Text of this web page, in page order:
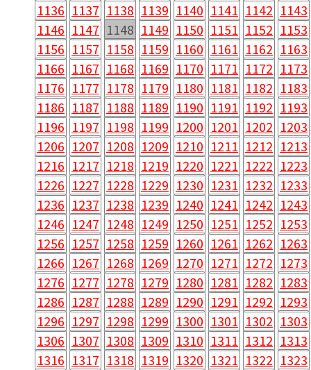
1136 1137 1138 1139 1140 1141 1142 1143
1146 1147 1148 1149 1150 1151 1152 1153
1156 1157 1158 1159 1160 1161 1162 1163
1166 1167 1168 1169 1170 1171 1172 1173
1176 1177 1178 1179 1180 1181 1182 1183
1186 1187 1188 1189 1190 1191 1192 1193
1196 1197 1198 1199 1200 1201 1202 1203
1206 1207 1208 1209 1210 1211 1212 1213
1216 1217 1218 1219 1220 1221 1222 1223
1226 1227 1228 1229 1230 1231 1232 1233
1236 1237 1238 1239 1240 1241 1242 1243
1246 1247 1248 1249 1250 1251 1252 1253
1256 1257 1258 1259 1260 1261 1262 1263
1266 1267 1268 1269 1270 1271 1272 1273
1276 1277 1278 1279 1280 1281 1282 1283
1286 1287 1288 1289 1290 1291 1292 1293
1296 1297 1298 1299 1300 1301 1302 1303
1306 1307 1308 1309 1310 1311 1312 1313
1316 1317 1318 1319 1320 1321 1322 1323